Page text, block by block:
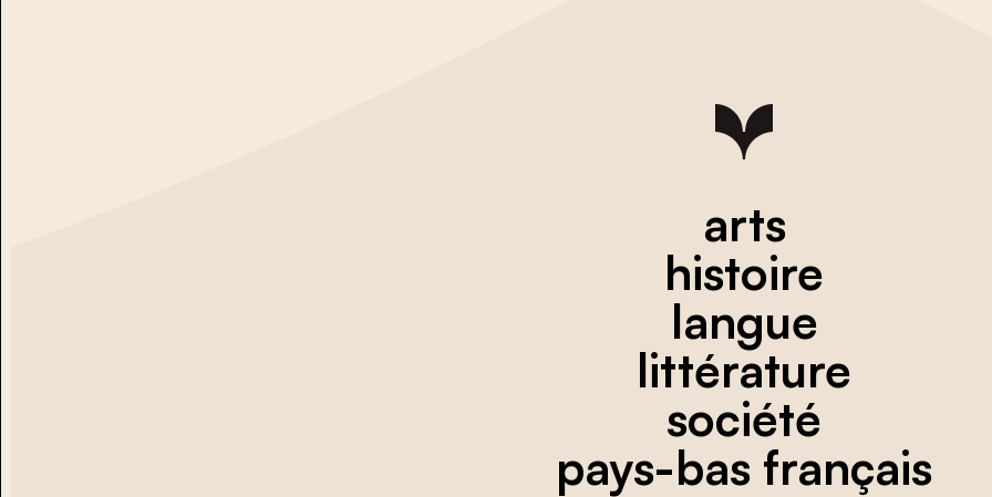
arts
histoire
langue
littérature
société
pays-bas français